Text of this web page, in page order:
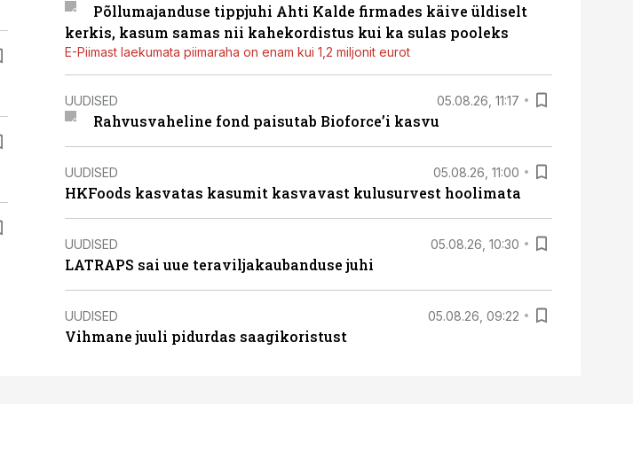
Põllumajanduse tippjuhi Ahti Kalde firmades käive üldiselt
kerkis, kasum samas nii kahekordistus kui ka sulas pooleks
E-Piimast laekumata piimaraha on enam kui 1,2 miljonit eurot
UUDISED 05.08.26, 11:17
Rahvusvaheline fond paisutab Bioforce’i kasvu
UUDISED 05.08.26, 11:00
HKFoods kasvatas kasumit kasvavast kulusurvest hoolimata
UUDISED 05.08.26, 10:30
LATRAPS sai uue teraviljakaubanduse juhi
UUDISED 05.08.26, 09:22
Vihmane juuli pidurdas saagikoristust